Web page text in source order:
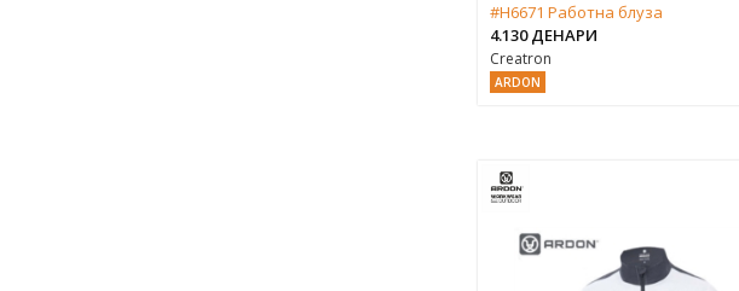
#H6671 Работна блуза
4.130 ДЕНАРИ
Creatron
ARDON